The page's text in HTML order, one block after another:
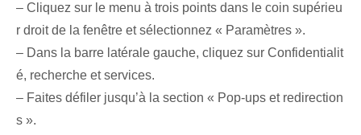
– Cliquez sur le menu à trois points dans le coin supérieu
r droit de la fenêtre et sélectionnez « Paramètres ».
– ‌Dans la barre latérale gauche, cliquez sur ‌Confidentialit
é, recherche et services.
– Faites défiler jusqu’à la section « Pop-ups et redirection
s ».